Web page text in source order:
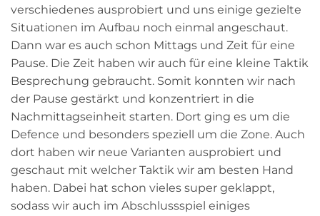
verschiedenes ausprobiert und uns einige gezielte
Situationen im Aufbau noch einmal angeschaut.
Dann war es auch schon Mittags und Zeit für eine
Pause. Die Zeit haben wir auch für eine kleine Taktik
Besprechung gebraucht. Somit konnten wir nach
der Pause gestärkt und konzentriert in die
Nachmittagseinheit starten. Dort ging es um die
Defence und besonders speziell um die Zone. Auch
dort haben wir neue Varianten ausprobiert und
geschaut mit welcher Taktik wir am besten Hand
haben. Dabei hat schon vieles super geklappt,
sodass wir auch im Abschlussspiel einiges